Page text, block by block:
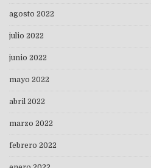
agosto 2022
julio 2022
junio 2022
mayo 2022
abril 2022
marzo 2022
febrero 2022